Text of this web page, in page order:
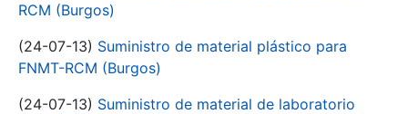
RCM (Burgos)
(24-07-13) Suministro de material plástico para
FNMT-RCM (Burgos)
(24-07-13) Suministro de material de laboratorio